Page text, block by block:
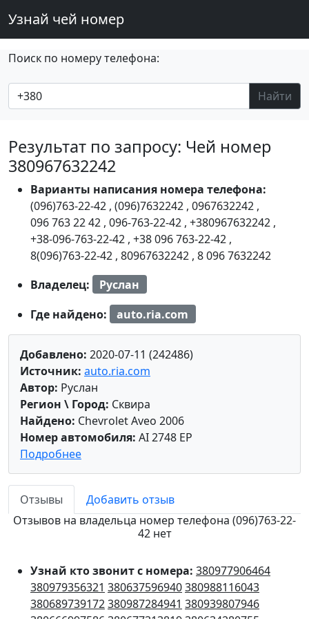
Узнай чей номер
Поиск по номеру телефона:
Найти
Результат по запросу: Чей номер
380967632242
Варианты написания номера телефона:
(096)763-22-42 , (096)7632242 , 0967632242 ,
096 763 22 42 , 096-763-22-42 , +380967632242 ,
+38-096-763-22-42 , +38 096 763-22-42 ,
8(096)763-22-42 , 80967632242 , 8 096 7632242
Владелец:
Руслан
Где найдено:
auto.ria.com
Добавлено: 2020-07-11 (242486)
Источник: auto.ria.com
Автор: Руслан
Регион \ Город: Сквира
Найдено: Chevrolet Aveo 2006
Номер автомобиля: AI 2748 EP
Подробнее
Отзывы
Добавить отзыв
Отзывов на владельца номер телефона (096)763-22-
42 нет
Узнай кто звонит с номера: 380977906464
380979356321 380637596940380988116043
380689739172380987284941 380939807946